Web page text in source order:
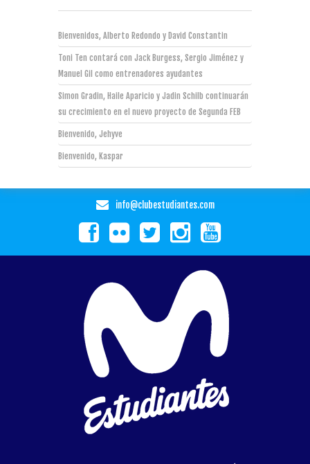
Bienvenidos, Alberto Redondo y David Constantin
Toni Ten contará con Jack Burgess, Sergio Jiménez y
Manuel Gil como entrenadores ayudantes
Simon Gradin, Haile Aparicio y Jadin Schilb continuarán
su crecimiento en el nuevo proyecto de Segunda FEB
Bienvenido, Jehyve
Bienvenido, Kaspar
info@clubestudiantes.com